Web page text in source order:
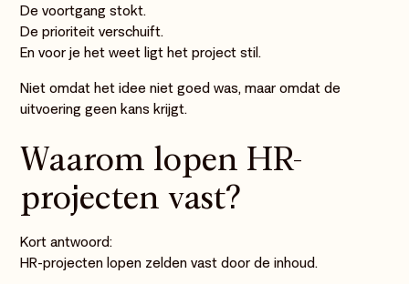
De voortgang stokt.
De prioriteit verschuift.
En voor je het weet ligt het project stil.
Niet omdat het idee niet goed was, maar omdat de
uitvoering geen kans krijgt.
Waarom lopen HR-
projecten vast?
Kort antwoord:
HR-projecten lopen zelden vast door de inhoud.